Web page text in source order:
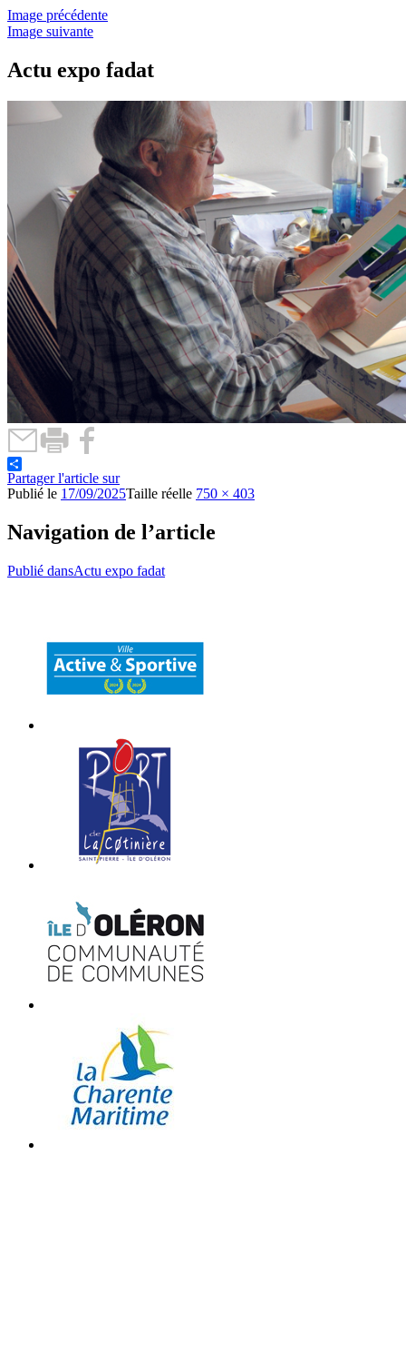
Image précédente
Image suivante
Actu expo fadat
Partager l'article sur
Publié le 17/09/2025Taille réelle 750 × 403
Navigation de l’article
Publié dansActu expo fadat